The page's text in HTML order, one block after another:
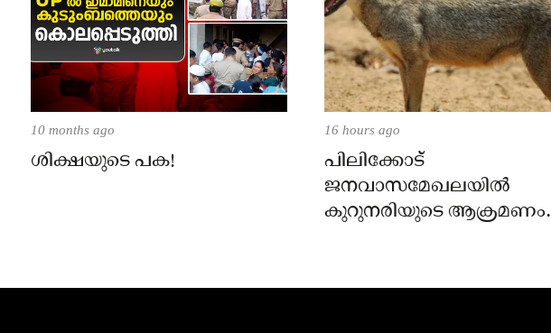
10 months ago
ശിക്ഷയുടെ പക!
16 hours ago
പിലിക്കോട്
ജനവാസമേഖലയിൽ
കുറുനരിയുടെ ആക്രമണം;
പഞ്ചായത്ത്